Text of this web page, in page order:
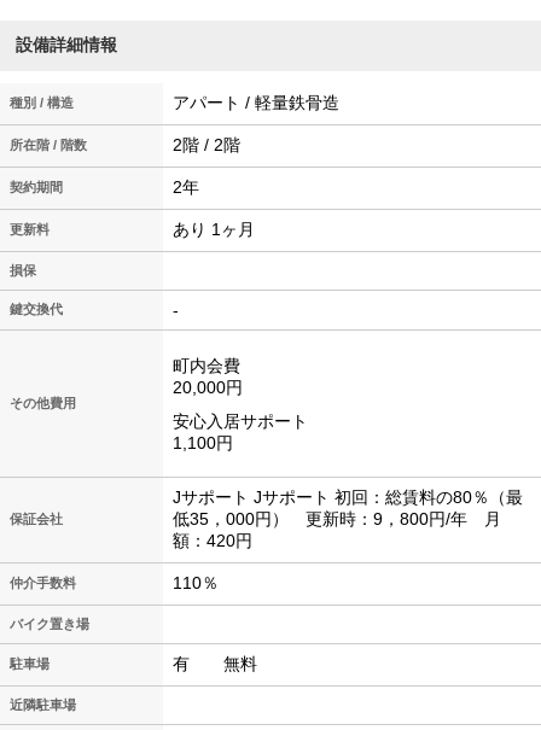
設備詳細情報
種別 / 構造 アパート / 軽量鉄骨造
所在階 / 階数 2階 / 2階
契約期間 2年
更新料 あり 1ヶ月
損保
鍵交換代 -
その他費用
町内会費
20,000円
安心入居サポート
1,100円
保証会社
Jサポート Jサポート 初回：総賃料の80％（最
低35，000円） 更新時：9，800円/年 月
額：420円
仲介手数料 110％
バイク置き場
駐車場 有 無料
近隣駐車場